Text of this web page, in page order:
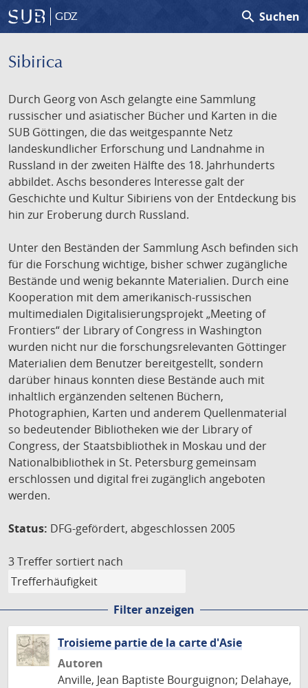
GDZ search Suchen
Sibirica
Durch Georg von Asch gelangte eine Sammlung
russischer und asiatischer Bücher und Karten in die
SUB Göttingen, die das weitgespannte Netz
landeskundlicher Erforschung und Landnahme in
Russland in der zweiten Hälfte des 18. Jahrhunderts
abbildet. Aschs besonderes Interesse galt der
Geschichte und Kultur Sibiriens von der Entdeckung bis
hin zur Eroberung durch Russland.
Unter den Beständen der Sammlung Asch befinden sich
für die Forschung wichtige, bisher schwer zugängliche
Bestände und wenig bekannte Materialien. Durch eine
Kooperation mit dem amerikanisch-russischen
multimedialen Digitalisierungsprojekt „Meeting of
Frontiers“ der Library of Congress in Washington
wurden nicht nur die forschungsrelevanten Göttinger
Materialien dem Benutzer bereitgestellt, sondern
darüber hinaus konnten diese Bestände auch mit
inhaltlich ergänzenden seltenen Büchern,
Photographien, Karten und anderem Quellenmaterial
so bedeutender Bibliotheken wie der Library of
Congress, der Staatsbibliothek in Moskau und der
Nationalbibliothek in St. Petersburg gemeinsam
erschlossen und digital frei zugänglich angeboten
werden.
Status: DFG-gefördert, abgeschlossen 2005
3 Treffer sortiert nach
Filter anzeigen
Troisieme partie de la carte d'Asie
Autoren
Anville, Jean Baptiste Bourguignon; Delahaye,